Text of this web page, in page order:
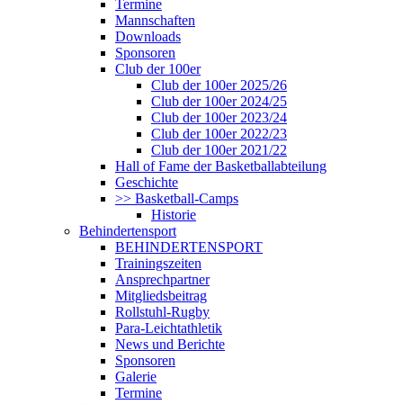
Termine
Mannschaften
Downloads
Sponsoren
Club der 100er
Club der 100er 2025/26
Club der 100er 2024/25
Club der 100er 2023/24
Club der 100er 2022/23
Club der 100er 2021/22
Hall of Fame der Basketballabteilung
Geschichte
>> Basketball-Camps
Historie
Behindertensport
BEHINDERTENSPORT
Trainingszeiten
Ansprechpartner
Mitgliedsbeitrag
Rollstuhl-Rugby
Para-Leichtathletik
News und Berichte
Sponsoren
Galerie
Termine